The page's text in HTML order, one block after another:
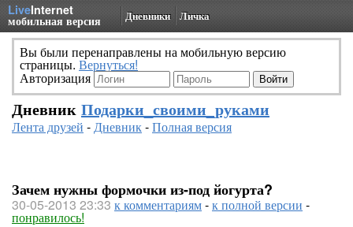
LiveInternet
мобильная версия Дневники Личка
Вы были перенаправлены на мобильную версию
страницы. Вернуться!
Авторизация
Дневник Подарки_своими_руками
Лента друзей -Дневник-Полная версия
Зачем нужны формочки из-под йогурта?
30-05-2013 23:33 к комментариям-к полной версии -
понравилось!